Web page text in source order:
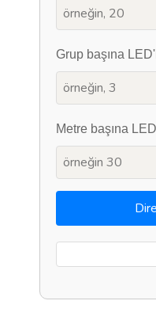
Grup başına
Metre başına